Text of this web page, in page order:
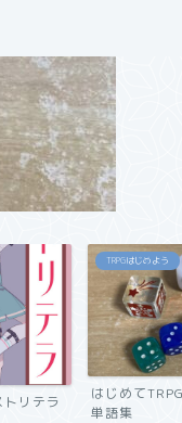
リテラ
TRPGはじめよう
はじめて
単語集